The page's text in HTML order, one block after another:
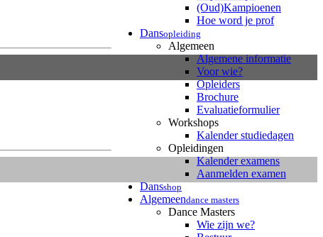
(Oud)Kampioenen
Hoe word je prof
Dansopleiding
Algemeen
Algemene informatie
Voor wie?
Opleiders
Brochure
Evaluatieformulier
Workshops
Kalender studiedagen
Opleidingen
Kalender examens
Aanmelden examen
Dansshop
Algemeendance masters
Dance Masters
Wie zijn we?